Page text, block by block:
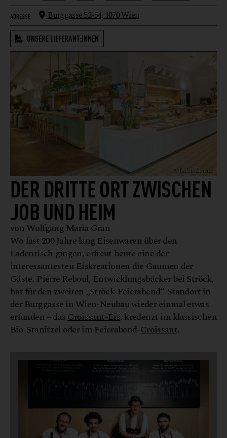
ADRESSE Burggasse 52-54,1070 Wien
UNSERE LIEFERANT:INNEN
© Lukas Lorenz
DER DRITTE ORT ZWISCHEN
JOB UND HEIM
von Wolfgang Maria Gran
Wo fast 200 Jahre lang Eisenwaren über den
Ladentisch gingen, erfreut heute eine der
interessantesten Eiskreationen die Gaumen der
Gäste. Pierre Reboul, Entwicklungsbäcker bei Ströck,
hat für den zweiten „Ströck-Feierabend“-Standort in
der Burggasse in Wien-Neubau wieder einmal etwas
erfunden – dasCroissant-Eis, kredenzt im klassischen
Bio-Stanitzel oder im Feierabend-Croissant.